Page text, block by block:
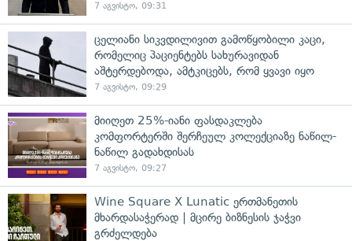
7 აგვისტო, 09:31
ცელიანი სიკვდილივით გამოწყობილი კაცი,
რომელიც პაციენტებს სახურავიდან
აშტერდებოდა, ამტკიცებს, რომ ყვავი იყო
7 აგვისტო, 09:29
მიიღეთ 25%-იანი ფასდაკლება
კომფორტერში შერჩეულ კოლექციაზე ნაწილ-
ნაწილ გადახდისას
7 აგვისტო, 09:27
Wine Square X Lunatic ერთმანეთის
მხარდასაჭერად | მცირე ბიზნესის ჯაჭვი
გრძელდება